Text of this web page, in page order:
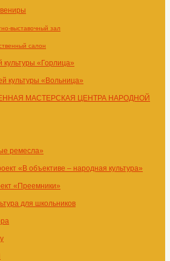
выставочный зал
салон
культуры «Горлица»
культуры «Вольница»
МАСТЕРСКАЯ ЦЕНТРА НАРОДНОЙ
ремесла»
«В объективе – народная культура»
«Преемники»
для школьников